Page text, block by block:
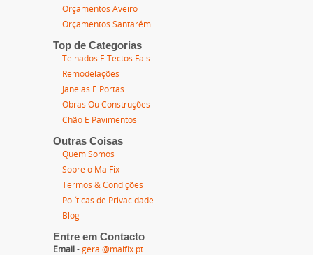
Orçamentos Aveiro
Orçamentos Santarém
Top de Categorias
Telhados E Tectos Fals
Remodelações
Janelas E Portas
Obras Ou Construções
Chão E Pavimentos
Outras Coisas
Quem Somos
Sobre o MaiFix
Termos & Condições
Políticas de Privacidade
Blog
Entre em Contacto
Email - geral@maifix.pt